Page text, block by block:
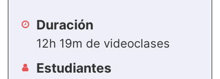
Duración
12h 19m de videoclases
Estudiantes